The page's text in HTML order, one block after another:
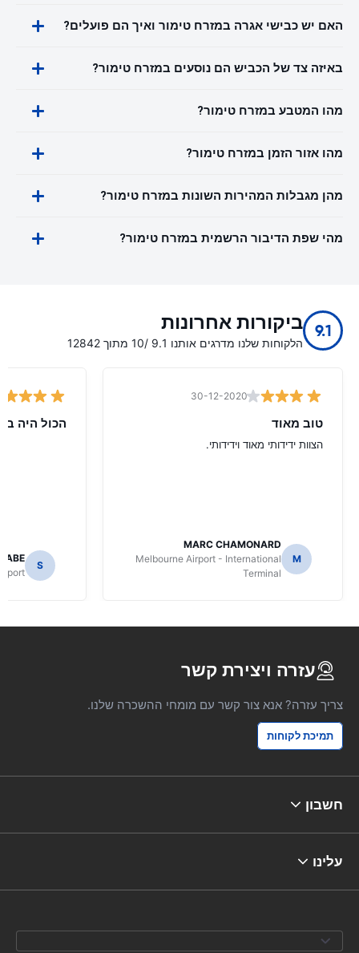
האם יש כבישי אגרה במזרח טימור ואיך הם פועלים?
באיזה צד של הכביש הם נוסעים במזרח טימור?
מהו המטבע במזרח טימור?
מהו אזור הזמן במזרח טימור?
מהן מגבלות המהירות השונות במזרח טימור?
מהי שפת הדיבור הרשמית במזרח טימור?
9.1 ביקורות אחרונות
הלקוחות שלנו מדרגים אותנו 9.1 /10 מתוך 12842
30-12-2020
טוב מאוד
הצוות ידידותי מאוד וידידותי.
M
MARC CHAMONARD
Melbourne Airport - International
Terminal
הכול היה
S
עזרה ויצירת קשר
צריך עזרה? אנא צור קשר עם מומחי ההשכרה שלנו.
תמיכת לקוחות
חשבון
עלינו